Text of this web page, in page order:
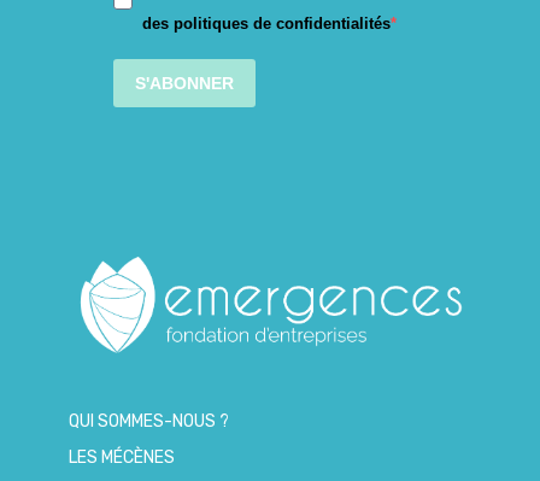
des politiques de confidentialités
S'ABONNER
QUI SOMMES-NOUS ?
LES MÉCÈNES